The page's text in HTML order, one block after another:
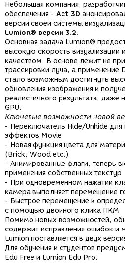
Небольшая компания,
обеспечения - Act 3D
версии своей системы
Lumion® версии 3.2.
Основная задача Lumion®
высокую скорость визуализации
качеством. В основе лежит не
трассировки луча, а применение
стало возможным достигнуть
обновления изображения и
реалистичного результата, даже
GPU.
Ключевые возможности новой
- Переключатель Hide/Unhide для
эффектов Movie
- Новая функция цвета для
(Brick, Wood etc.)
- Анимированные флаги, теперь
применения собственных текстур
- При одновременном нажатии
камера выполняет перемещение
- Быстрое перемещение к
с помощью двойного клика ПКМ
Помимо новых возможностей,
содержит исправления ошибок и
Lumion поставляется в двух
Для обучения и студентов
Edu Free и Lumion Edu Pro.